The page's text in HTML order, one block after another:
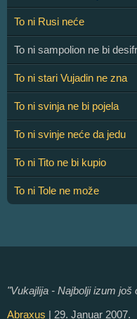
To ni Rusi neće
To ni sampolion ne bi
To ni stari Vujadin ne zna
To ni svinja ne bi pojela
To ni svinje neće da jedu
To ni Tito ne bi kupio
To ni Tole ne može
"Vukajlija - Najbolji izum još
Abraxus | 29. Januar 2007.